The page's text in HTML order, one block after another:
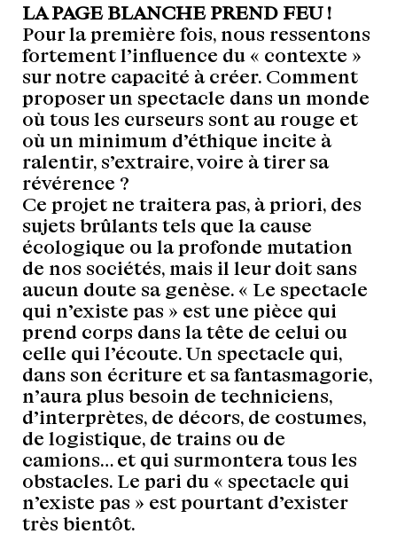
LA PAGE BLANCHE PREND FEU !
Pour la première fois, nous ressentons
fortement l’influence du « contexte »
sur notre capacité à créer. Comment
proposer un spectacle dans un monde
où tous les curseurs sont au rouge et
où un minimum d’éthique incite à
ralentir, s’extraire, voire à tirer sa
révérence ?
Ce projet ne traitera pas, à priori, des
sujets brûlants tels que la cause
écologique ou la profonde mutation
de nos sociétés, mais il leur doit sans
aucun doute sa genèse. « Le spectacle
qui n’existe pas » est une pièce qui
prend corps dans la tête de celui ou
celle qui l’écoute. Un spectacle qui,
dans son écriture et sa fantasmagorie,
n’aura plus besoin de techniciens,
d’interprètes, de décors, de costumes,
de logistique, de trains ou de
camions… et qui surmontera tous les
obstacles. Le pari du « spectacle qui
n’existe pas » est pourtant d’exister
très bientôt.